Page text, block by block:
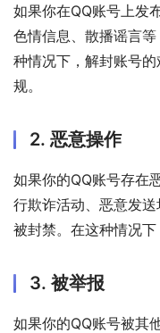
如果你在QQ账号上发
色情信息、散播谣言
种情况下，解封账号
规。
2. 恶意操作
如果你的QQ账号存在
行欺诈活动、恶意发
被封禁。在这种情况下
3. 被举报
如果你的QQ账号被其